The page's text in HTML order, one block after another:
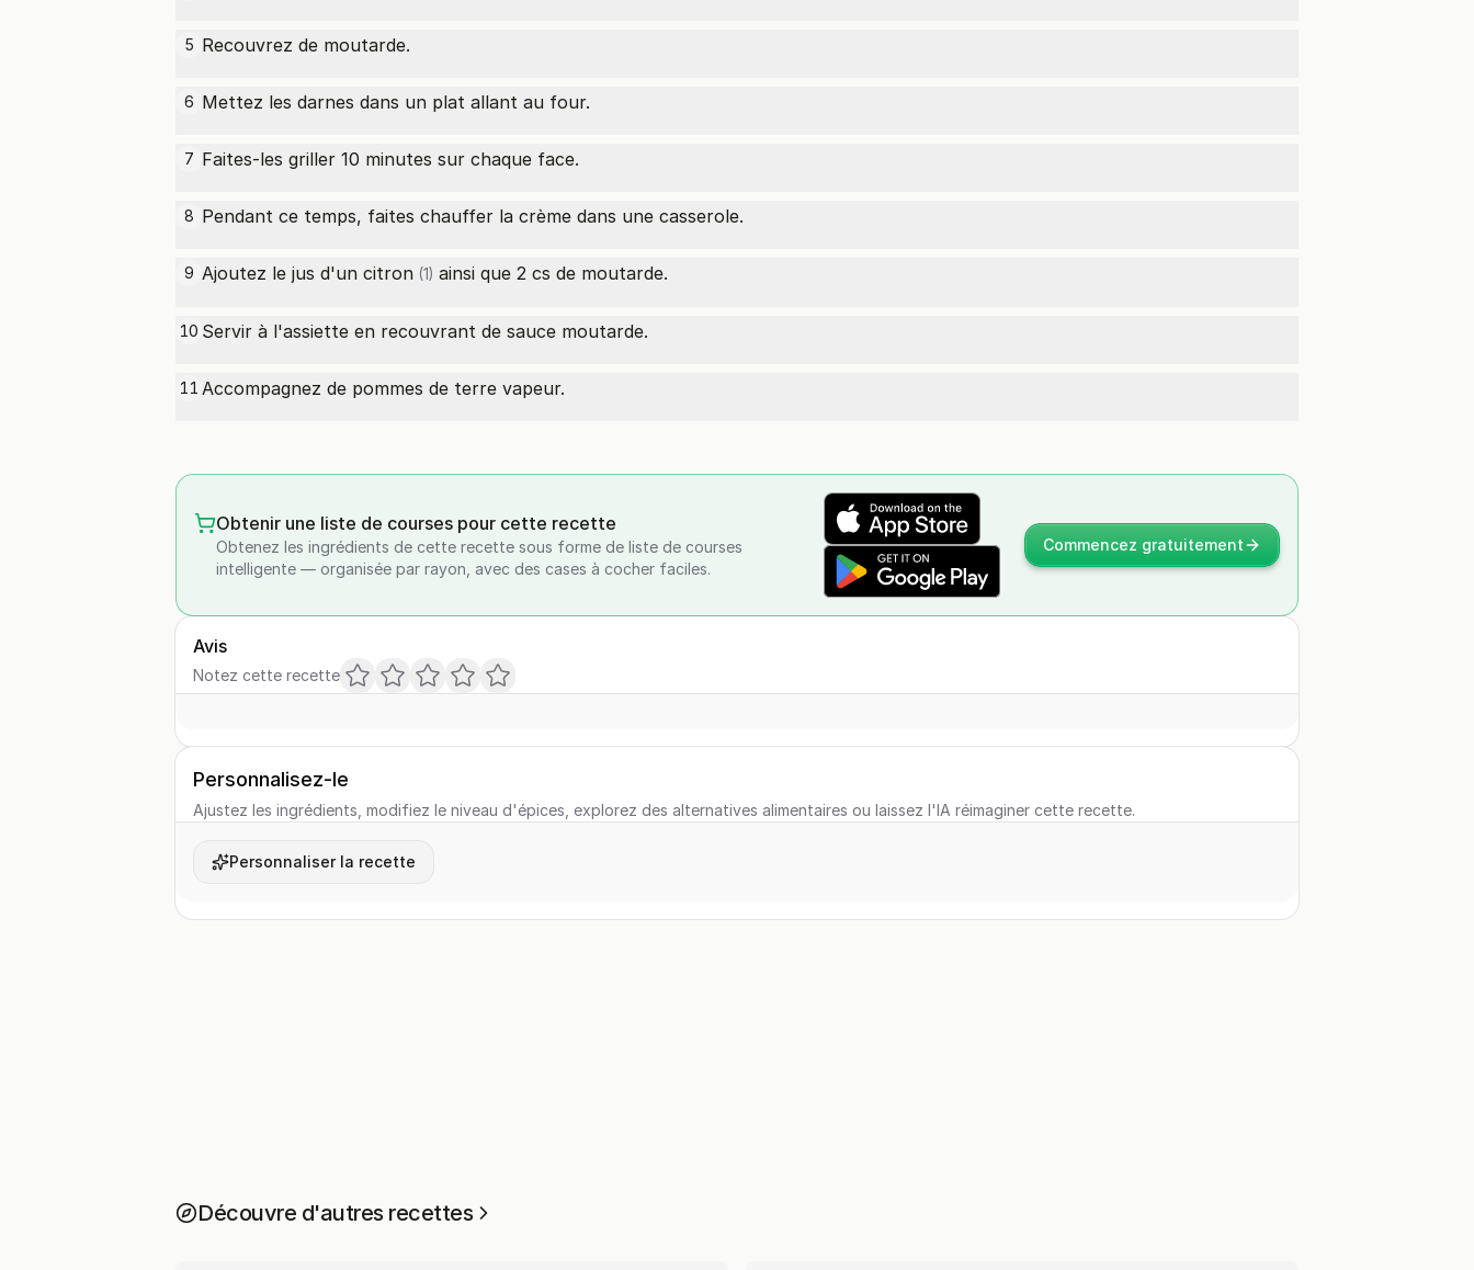
5 Recouvrez de moutarde.
6 Mettez les darnes dans un plat allant au four.
7 Faites-les griller 10 minutes sur chaque face.
8 Pendant ce temps, faites chauffer la crème dans une casserole.
9 Ajoutez le jus d'un citron (1) ainsi que 2 cs de moutarde.
10 Servir à l'assiette en recouvrant de sauce moutarde.
11 Accompagnez de pommes de terre vapeur.
Obtenir une liste de courses pour cette recette
Obtenez les ingrédients de cette recette sous forme de liste de courses
intelligente — organisée par rayon, avec des cases à cocher faciles.
Commencez gratuitement
Avis
Notez cette recette
Personnalisez-le
Ajustez les ingrédients, modifiez le niveau d'épices, explorez des alternatives alimentaires ou laissez l'IA réimaginer cette recette.
Personnaliser la recette
Découvre d'autres recettes